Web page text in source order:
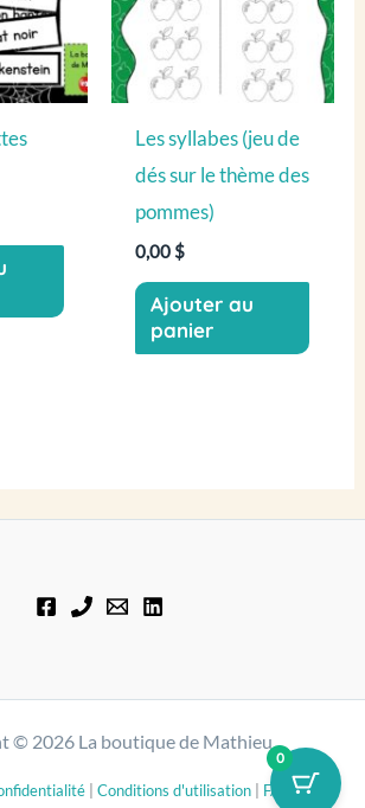
Les syllabes (jeu de
dés sur le thème des
pommes)
0,00 $
Ajouter au
panier
© 2026 La boutique de Mathieu
Conditions d'utilisation FAQ
0